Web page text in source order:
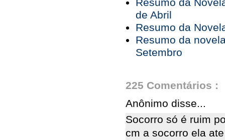
Resumo da
de Abril
Resumo da
Resumo da
Setembro
225 Comentários :
Anônimo disse...
Socorro só é ruim
cm a socorro ela